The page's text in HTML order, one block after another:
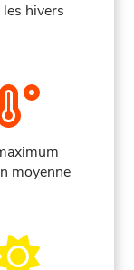
hivers
moyenne